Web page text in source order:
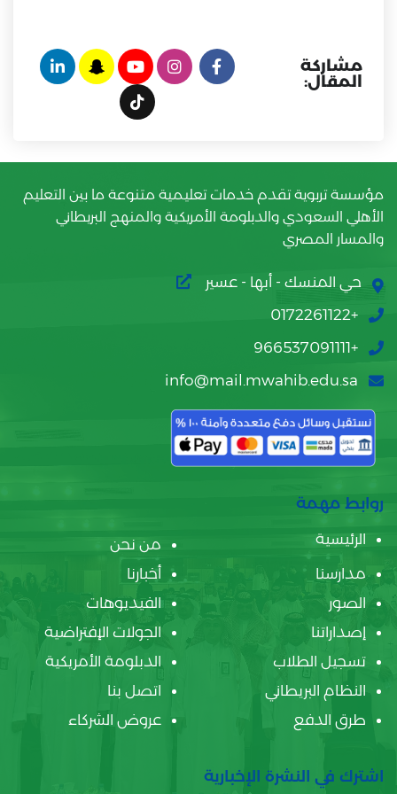
مشاركة
المقال:
مؤسسة تربوية تقدم خدمات تعليمية متنوعة ما بين التعليم
الأهلي السعودي والدبلومة الأمريكية والمنهج البريطاني
والمسار المصري
حي المنسك - أبها - عسير
+0172261122
+966537091111
info@mail.mwahib.edu.sa
روابط مهمة
الرئيسية
من نحن
مدارسنا
أخبارنا
الصور
الفيديوهات
إصداراتنا
الجولات الإفتراضية
تسجيل الطلاب
الدبلومة الأمريكية
النظام البريطاني
اتصل بنا
طرق الدفع
عروض الشركاء
اشترك في النشرة الإخبارية